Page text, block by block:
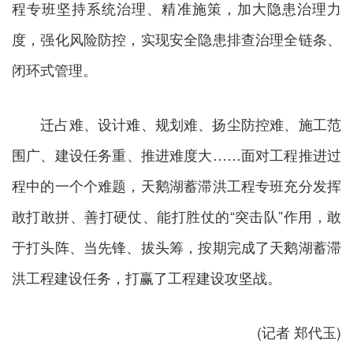
程专班坚持系统治理、精准施策，加大隐患治理力
度，强化风险防控，实现安全隐患排查治理全链条、
闭环式管理。
迁占难、设计难、规划难、扬尘防控难、施工范
围广、建设任务重、推进难度大……面对工程推进过
程中的一个个难题，天鹅湖蓄滞洪工程专班充分发挥
敢打敢拼、善打硬仗、能打胜仗的“突击队”作用，敢
于打头阵、当先锋、拔头筹，按期完成了天鹅湖蓄滞
洪工程建设任务，打赢了工程建设攻坚战。
(记者 郑代玉)